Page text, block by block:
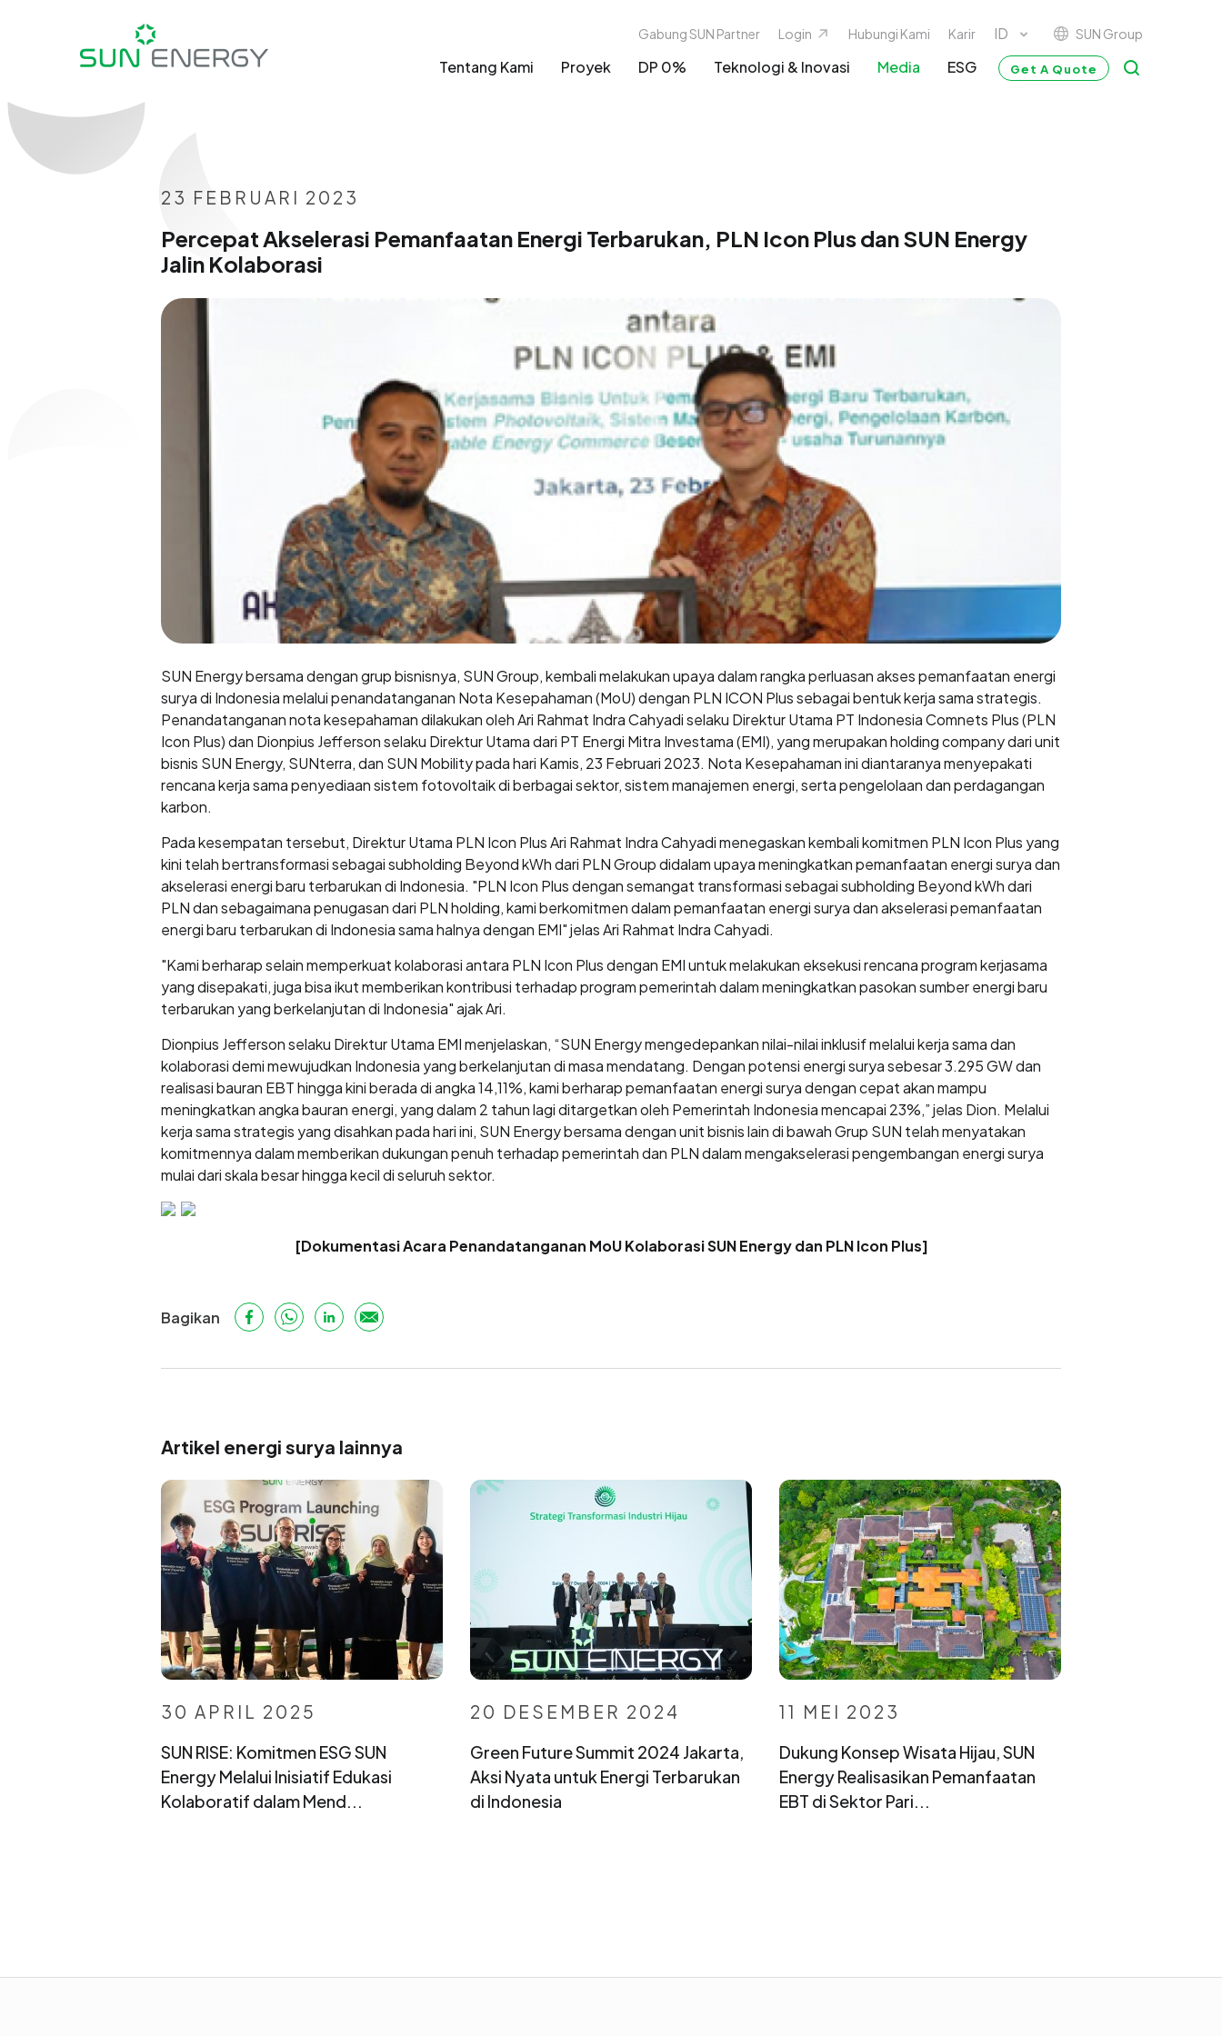
Gabung SUN Partner Login Hubungi Kami Karir SUN Group
Tentang Kami Proyek DP 0% Teknologi & Inovasi Media ESG Get A Quote
23 FEBRUARI 2023
Percepat Akselerasi Pemanfaatan Energi Terbarukan, PLN Icon Plus dan SUN Energy
Jalin Kolaborasi
SUN Energy bersama dengan grup bisnisnya, SUN Group, kembali melakukan upaya dalam rangka perluasan akses pemanfaatan energi
surya di Indonesia melalui penandatanganan Nota Kesepahaman (MoU) dengan PLN ICON Plus sebagai bentuk kerja sama strategis.
Penandatanganan nota kesepahaman dilakukan oleh Ari Rahmat Indra Cahyadi selaku Direktur Utama PT Indonesia Comnets Plus (PLN
Icon Plus) dan Dionpius Jefferson selaku Direktur Utama dari PT Energi Mitra Investama (EMI), yang merupakan holding company dari unit
bisnis SUN Energy, SUNterra, dan SUN Mobility pada hari Kamis, 23 Februari 2023. Nota Kesepahaman ini diantaranya menyepakati
rencana kerja sama penyediaan sistem fotovoltaik di berbagai sektor, sistem manajemen energi, serta pengelolaan dan perdagangan
karbon.
Pada kesempatan tersebut, Direktur Utama PLN Icon Plus Ari Rahmat Indra Cahyadi menegaskan kembali komitmen PLN Icon Plus yang
kini telah bertransformasi sebagai subholding Beyond kWh dari PLN Group didalam upaya meningkatkan pemanfaatan energi surya dan
akselerasi energi baru terbarukan di Indonesia. "PLN Icon Plus dengan semangat transformasi sebagai subholding Beyond kWh dari
PLN dan sebagaimana penugasan dari PLN holding, kami berkomitmen dalam pemanfaatan energi surya dan akselerasi pemanfaatan
energi baru terbarukan di Indonesia sama halnya dengan EMI" jelas Ari Rahmat Indra Cahyadi.
"Kami berharap selain memperkuat kolaborasi antara PLN Icon Plus dengan EMI untuk melakukan eksekusi rencana program kerjasama
yang disepakati, juga bisa ikut memberikan kontribusi terhadap program pemerintah dalam meningkatkan pasokan sumber energi baru
terbarukan yang berkelanjutan di Indonesia" ajak Ari.
Dionpius Jefferson selaku Direktur Utama EMI menjelaskan, “SUN Energy mengedepankan nilai-nilai inklusif melalui kerja sama dan
kolaborasi demi mewujudkan Indonesia yang berkelanjutan di masa mendatang. Dengan potensi energi surya sebesar 3.295 GW dan
realisasi bauran EBT hingga kini berada di angka 14,11%, kami berharap pemanfaatan energi surya dengan cepat akan mampu
meningkatkan angka bauran energi, yang dalam 2 tahun lagi ditargetkan oleh Pemerintah Indonesia mencapai 23%,” jelas Dion. Melalui
kerja sama strategis yang disahkan pada hari ini, SUN Energy bersama dengan unit bisnis lain di bawah Grup SUN telah menyatakan
komitmennya dalam memberikan dukungan penuh terhadap pemerintah dan PLN dalam mengakselerasi pengembangan energi surya
mulai dari skala besar hingga kecil di seluruh sektor.
[Dokumentasi Acara Penandatanganan MoU Kolaborasi SUN Energy dan PLN Icon Plus]
Bagikan
Artikel energi surya lainnya
30 APRIL 2025
SUN RISE: Komitmen ESG SUN
Energy Melalui Inisiatif Edukasi
Kolaboratif dalam Mend...
20 DESEMBER 2024
Green Future Summit 2024 Jakarta,
Aksi Nyata untuk Energi Terbarukan
di Indonesia
11 MEI 2023
Dukung Konsep Wisata Hijau, SUN
Energy Realisasikan Pemanfaatan
EBT di Sektor Pari...